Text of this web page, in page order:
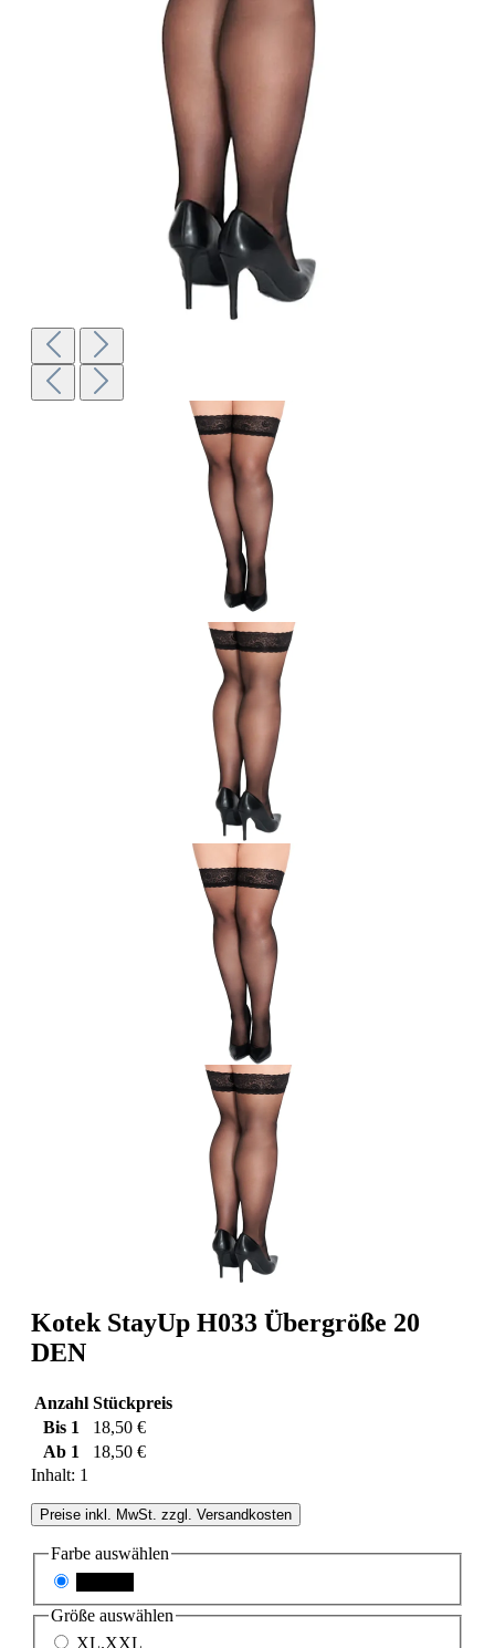
Kotek StayUp H033 Übergröße 20
DEN
Anzahl Stückpreis
Bis 1
18,50 €
Ab 1
18,50 €
Inhalt: 1
Preise inkl. MwSt. zzgl. Versandkosten
Farbe auswählen
Größe auswählen
XL.XXL